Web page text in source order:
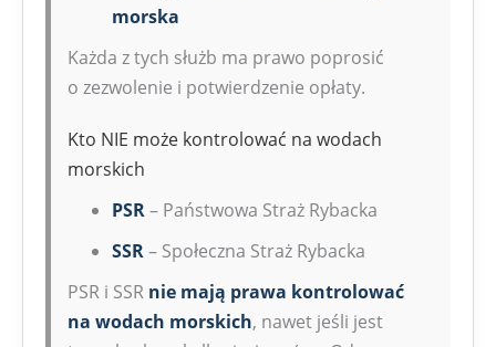
morska
Każda z tych służb ma prawo poprosić
o zezwolenie i potwierdzenie opłaty.
Kto NIE może kontrolować na wodach
morskich
PSR– Państwowa Straż Rybacka
SSR– Społeczna Straż Rybacka
PSR i SSR nie mają prawa kontrolować
na wodach morskich, nawet jeśli jest